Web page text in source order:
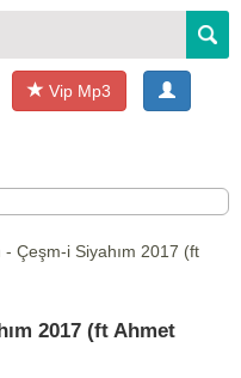
Vip Mp3
- Çeşm-i Siyahım 2017 (ft
2017 (ft Ahmet